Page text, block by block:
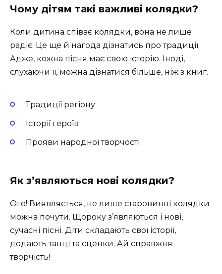
Чому дітям такі важливі колядки?
Коли дитина співає колядки, вона не лише
радіє. Це ще й нагода дізнатись про традиції.
Адже, кожна пісня має свою історію. Іноді,
слухаючи її, можна дізнатися більше, ніж з книг.
Традиції регіону
Історії героїв
Прояви народної творчості
Як з’являються нові колядки?
Ого! Виявляється, не лише старовинні колядки
можна почути. Щороку з’являються і нові,
сучасні пісні. Діти складають свої історії,
додають танці та сценки. Ай справжня
творчість!